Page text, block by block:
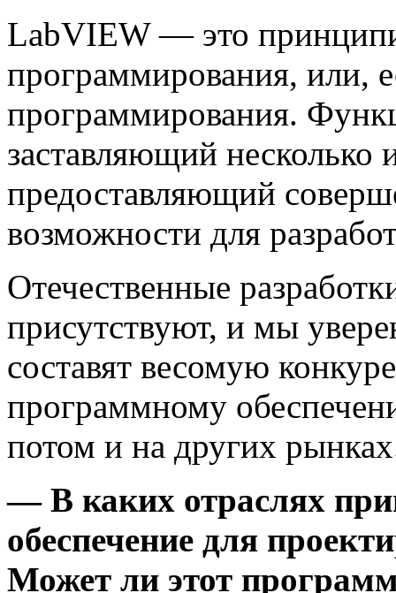
LabVIEW — это
программирования, или,
программирования.
заставляющий несколько
предоставляющий
возможности для
Отечественные
присутствуют, и мы
составят весомую
программному
потом и на других
— В каких отраслях
обеспечение для
Может ли этот